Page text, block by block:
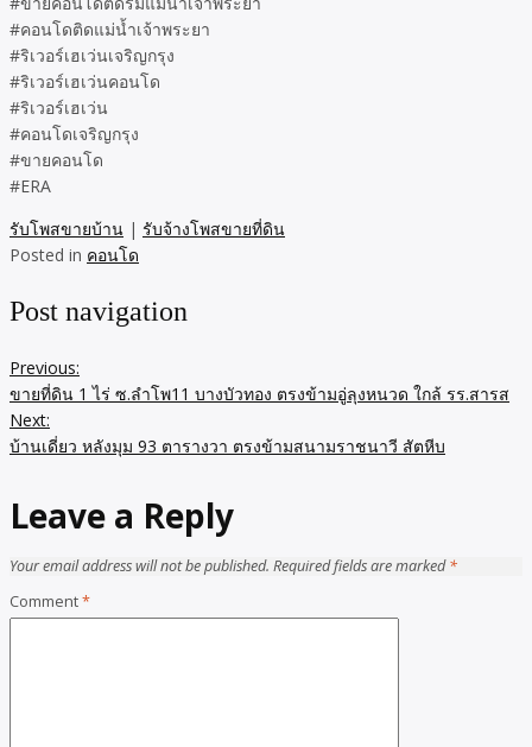
#คอนโดติดแม่น้ำเจ้าพระยา
#ริเวอร์เฮเว่นเจริญกรุง
#ริเวอร์เฮเว่นคอนโด
#ริเวอร์เฮเว่น
#คอนโดเจริญกรุง
#ขายคอนโด
#ERA
รับโพสขายบ้าน | รับจ้างโพสขายที่ดิน
Posted in คอนโด
Post navigation
Previous:
ขายที่ดิน 1 ไร่ ซ.ลำโพ11 บางบัวทอง ตรงข้ามอู่ลุงหนวด ใกล้ รร.สารส
Next:
บ้านเดี่ยว หลังมุม 93 ตารางวา ตรงข้ามสนามราชนาวี สัตหีบ
Leave a Reply
Your email address will not be published. Required fields are marked*
Comment*